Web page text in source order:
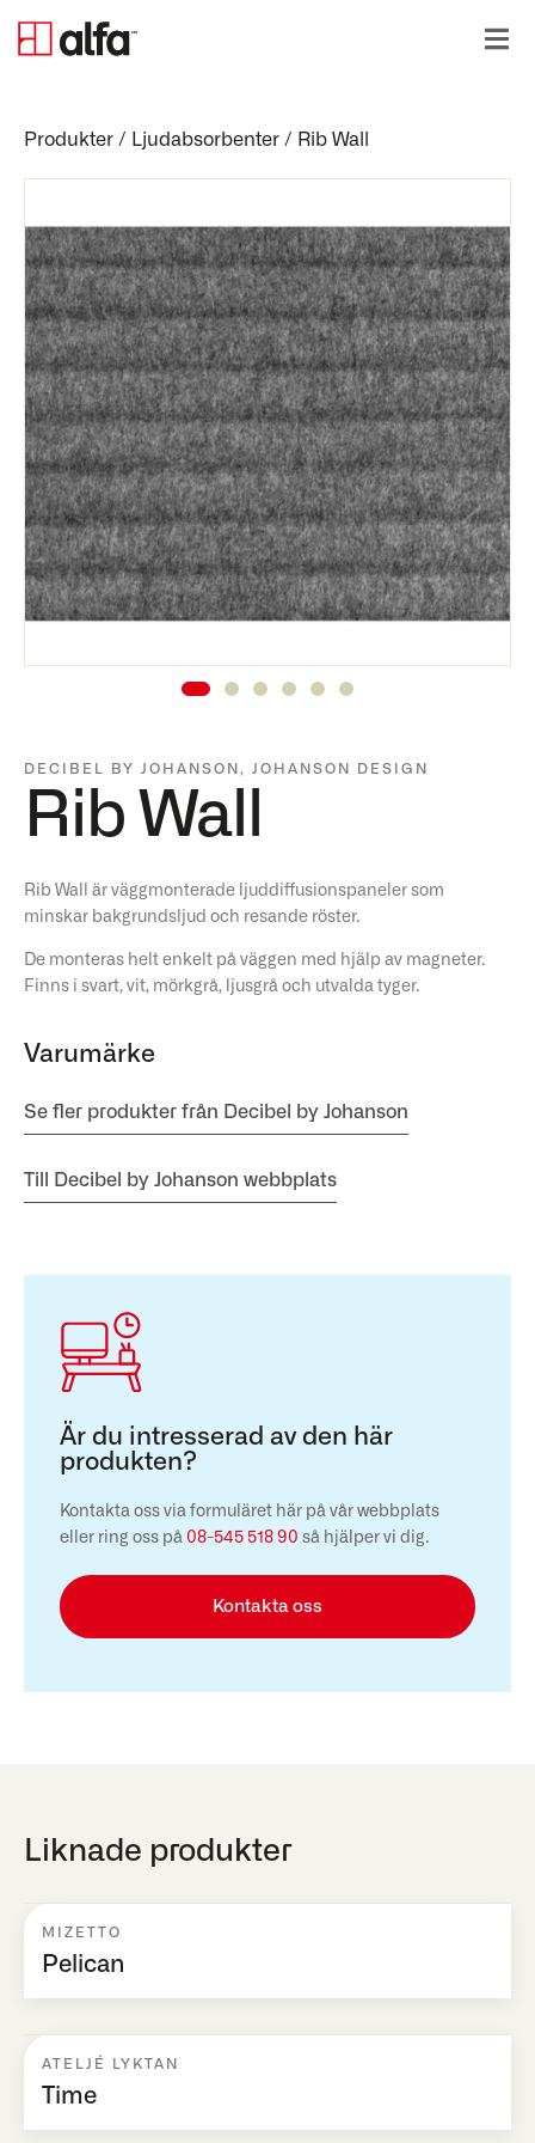
Produkter / Ljudabsorbenter / Rib Wall
DECIBEL BY JOHANSON , JOHANSON DESIGN
Rib Wall
Rib Wall är väggmonterade ljuddiffusionspaneler som
minskar bakgrundsljud och resande röster.
De monteras helt enkelt på väggen med hjälp av magneter.
Finns i svart, vit, mörkgrå, ljusgrå och utvalda tyger.
Varumärke
Se fler produkter från Decibel by Johanson
Till Decibel by Johanson webbplats
Är du intresserad av den här
produkten?
Kontakta oss via formuläret här på vår webbplats
eller ring oss på 08-545 518 90 så hjälper vi dig.
Kontakta oss
Liknade produkter
MIZETTO
Pelican
ATELJÉ LYKTAN
Time